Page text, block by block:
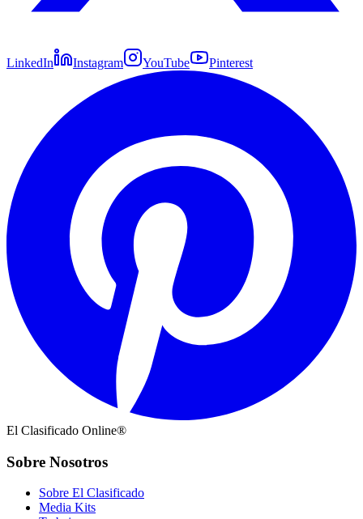
LinkedIn Instagram YouTube Pinterest
El Clasificado Online®
Sobre Nosotros
Sobre El Clasificado
Media Kits